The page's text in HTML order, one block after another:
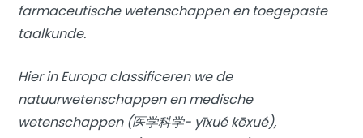
farmaceutische wetenschappen en toegepaste
taalkunde.
Hier in Europa classificeren we de
natuurwetenschappen en medische
wetenschappen (医学科学- yīxué kēxué),